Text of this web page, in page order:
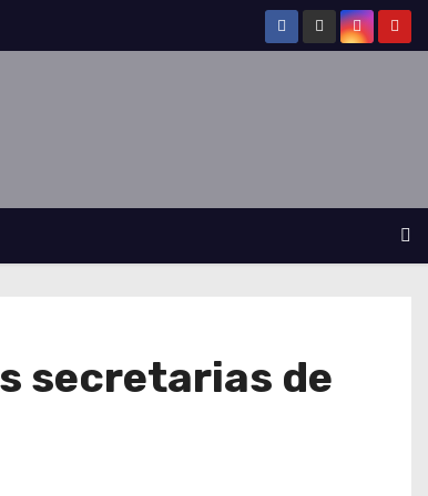
secretarias de